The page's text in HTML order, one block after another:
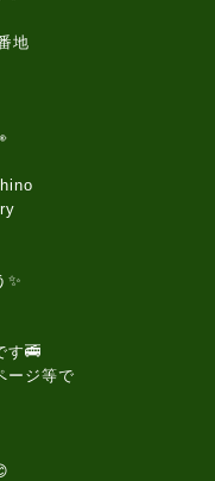
地
✨
す🚎
ージ等で